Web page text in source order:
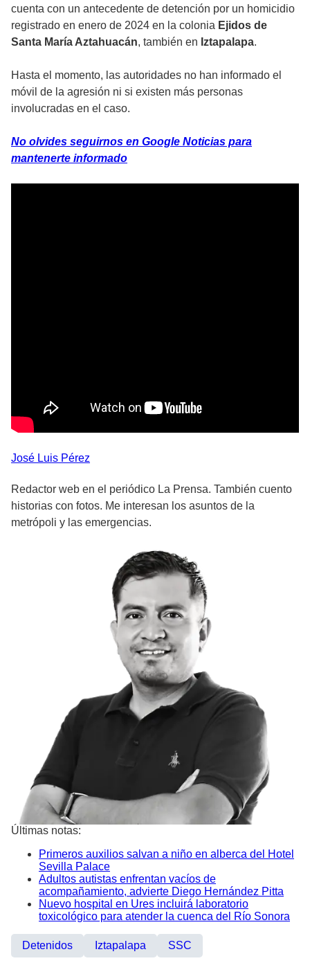
cuenta con un antecedente de detención por un homicidio
registrado en enero de 2024 en la colonia Ejidos de
Santa María Aztahuacán, también en Iztapalapa.
Hasta el momento, las autoridades no han informado el
móvil de la agresión ni si existen más personas
involucradas en el caso.
No olvides seguirnos en Google Noticias para
mantenerte informado
José Luis Pérez
Redactor web en el periódico La Prensa. También cuento
historias con fotos. Me interesan los asuntos de la
metrópoli y las emergencias.
Últimas notas:
Primeros auxilios salvan a niño en alberca del Hotel
Sevilla Palace
Adultos autistas enfrentan vacíos de
acompañamiento, advierte Diego Hernández Pitta
Nuevo hospital en Ures incluirá laboratorio
toxicológico para atender la cuenca del Río Sonora
Detenidos Iztapalapa SSC